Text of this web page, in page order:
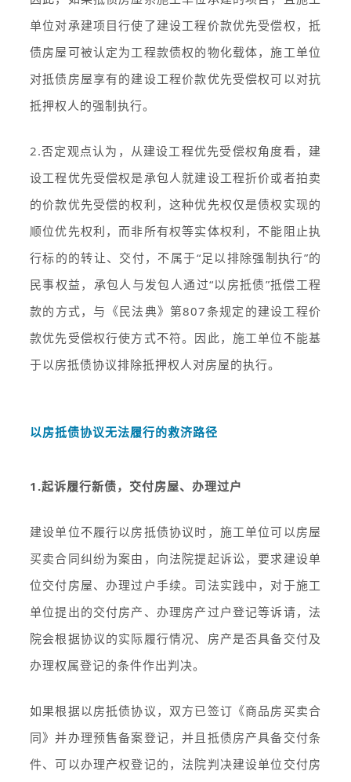
单位对承建项目行使了建设工程价款优先受偿权，抵
债房屋可被认定为工程款债权的物化载体，施工单位
对抵债房屋享有的建设工程价款优先受偿权可以对抗
抵押权人的强制执行。
2.否定观点认为，从建设工程优先受偿权角度看，建
设工程优先受偿权是承包人就建设工程折价或者拍卖
的价款优先受偿的权利，这种优先权仅是债权实现的
顺位优先权利，而非所有权等实体权利，不能阻止执
行标的的转让、交付，不属于“足以排除强制执行”的
民事权益，承包人与发包人通过“以房抵债”抵偿工程
款的方式，与《民法典》第807条规定的建设工程价
款优先受偿权行使方式不符。因此，施工单位不能基
于以房抵债协议排除抵押权人对房屋的执行。
以房抵债协议无法履行的救济路径
1.起诉履行新债，交付房屋、办理过户
建设单位不履行以房抵债协议时，施工单位可以房屋
买卖合同纠纷为案由，向法院提起诉讼，要求建设单
位交付房屋、办理过户手续。司法实践中，对于施工
单位提出的交付房产、办理房产过户登记等诉请，法
院会根据协议的实际履行情况、房产是否具备交付及
办理权属登记的条件作出判决。
如果根据以房抵债协议，双方已签订《商品房买卖合
同》并办理预售备案登记，并且抵债房产具备交付条
件、可以办理产权登记的，法院判决建设单位交付房